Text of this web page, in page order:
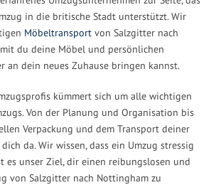
in die britische Stadt unterstützt. Wir
Möbeltransport von Salzgitter nach
du deine Möbel und persönlichen
an dein neues Zuhause bringen kannst.
kümmert sich um alle wichtigen
Von der Planung und Organisation bis
Verpackung und dem Transport deiner
da. Wir wissen, dass ein Umzug stressig
es unser Ziel, dir einen reibungslosen und
von Salzgitter nach Nottingham zu